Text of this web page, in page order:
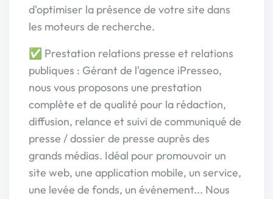
d'optimiser la présence de votre site dans
les moteurs de recherche.
✅ Prestation relations presse et relations
publiques : Gérant de l'agence iPresseo,
nous vous proposons une prestation
complète et de qualité pour la rédaction,
diffusion, relance et suivi de communiqué de
presse / dossier de presse auprès des
grands médias. Idéal pour promouvoir un
site web, une application mobile, un service,
une levée de fonds, un événement... Nous